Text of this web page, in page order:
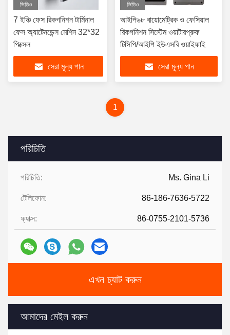
পরিচিতি
পরিচিতি: Ms. Gina Li
টেলিফোন: 86-186-7636-5722
ফ্যাক্স: 86-0755-2101-5736
এখন চ্যাট করুন
আমাদের মেইল ​​করুন
ভিডিও
7 ইঞ্চি ফেস রিকগনিশন টার্মিনাল
ফেস অ্যাটেনডেন্স মেশিন 32*32
পিক্সেল
সেরা মূল্য পান
ভিডিও
আইপি৬৮ বায়োমেট্রিক ও ফেসিয়াল
রিকগনিশন সিস্টেম ওয়াটারপ্রুফ
টিসিপি/আইপি ইউএসবি ওয়াইফাই
সেরা মূল্য পান
1